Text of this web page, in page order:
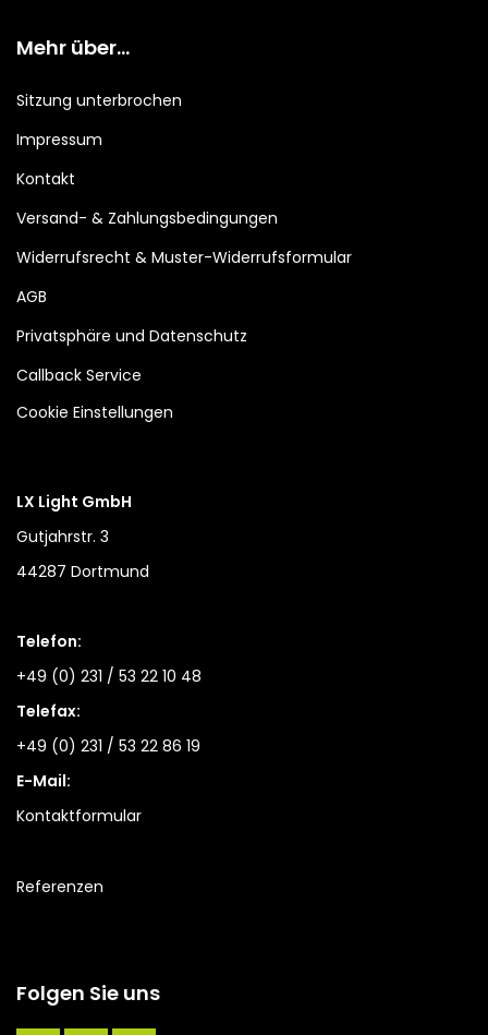
Mehr über...
Sitzung unterbrochen
Impressum
Kontakt
Versand- & Zahlungsbedingungen
Widerrufsrecht & Muster-Widerrufsformular
AGB
Privatsphäre und Datenschutz
Callback Service
Cookie Einstellungen
LX Light GmbH
Gutjahrstr. 3
44287 Dortmund
Telefon:
+49 (0) 231 / 53 22 10 48
Telefax:
+49 (0) 231 / 53 22 86 19
E-Mail:
Kontaktformular
Referenzen
Folgen Sie uns